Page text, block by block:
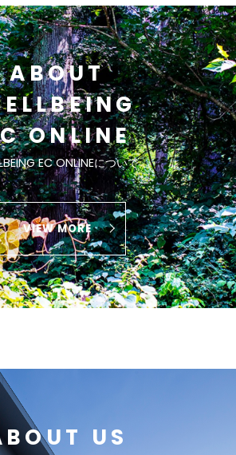
ABOUT
ONLINE
EC ONLINEについて
VIEW MORE
US